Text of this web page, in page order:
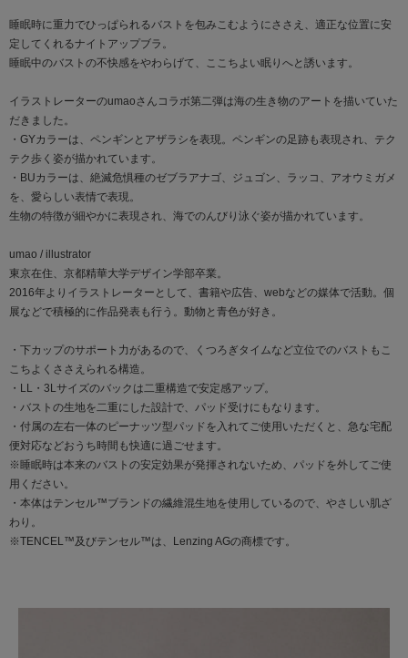
睡眠時に重力でひっぱられるバストを包みこむようにささえ、適正な位置に安
定してくれるナイトアップブラ。
睡眠中のバストの不快感をやわらげて、ここちよい眠りへと誘います。
イラストレーターのumaoさんコラボ第二弾は海の生き物のアートを描いていた
だきました。
・GYカラーは、ペンギンとアザラシを表現。ペンギンの足跡も表現され、テク
テク歩く姿が描かれています。
・BUカラーは、絶滅危惧種のゼブラアナゴ、ジュゴン、ラッコ、アオウミガメ
を、愛らしい表情で表現。
生物の特徴が細やかに表現され、海でのんびり泳ぐ姿が描かれています。
umao / illustrator
東京在住、京都精華大学デザイン学部卒業。
2016年よりイラストレーターとして、書籍や広告、webなどの媒体で活動。個
展などで積極的に作品発表も行う。動物と青色が好き。
・下カップのサポート力があるので、くつろぎタイムなど立位でのバストもこ
こちよくささえられる構造。
・LL・3Lサイズのバックは二重構造で安定感アップ。
・バストの生地を二重にした設計で、パッド受けにもなります。
・付属の左右一体のピーナッツ型パッドを入れてご使用いただくと、急な宅配
便対応などおうち時間も快適に過ごせます。
※睡眠時は本来のバストの安定効果が発揮されないため、パッドを外してご使
用ください。
・本体はテンセル™ブランドの繊維混生地を使用しているので、やさしい肌ざ
わり。
※TENCEL™及びテンセル™は、Lenzing AGの商標です。